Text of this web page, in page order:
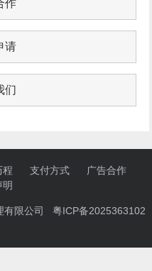
作
请
们
程 支付方式
广告合作
明
有限公司粤ICP备2025363102